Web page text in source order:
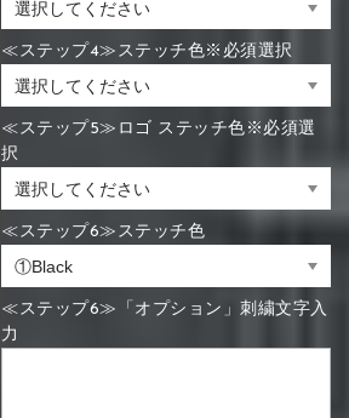
≪ステップ4≫ステッチ色※必須選択
≪ステップ5≫ロゴ ステッチ色※必須選
択
≪ステップ6≫ステッチ色
≪ステップ6≫「オプション」刺繍文字入
力